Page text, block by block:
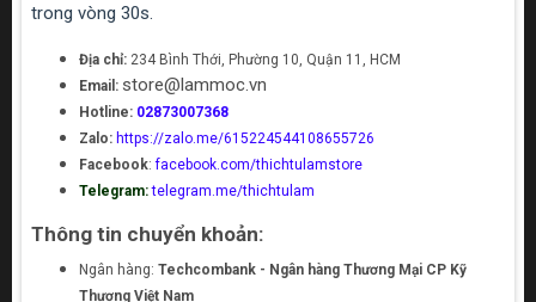
trong vòng 30s.
Địa chỉ: 234 Bình Thới, Phường 10, Quận 11, HCM
Email: store@lammoc.vn
Hotline: 02873007368
Zalo: https://zalo.me/615224544108655726
Facebook:facebook.com/thichtulamstore
Telegram: telegram.me/thichtulam
Thông tin chuyển khoản:
Ngân hàng: Techcombank - Ngân hàng Thương Mại CP Kỹ
Thương Việt Nam